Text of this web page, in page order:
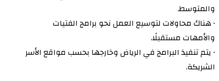
والمتوسط.
• هناك محاولات لتوسيع العمل نحو برامج الفتيات
والأمهات مستقبلًا.
• يتم تنفيذ البرامج في الرياض وخارجها بحسب مواقع الأسر
الشريكة.